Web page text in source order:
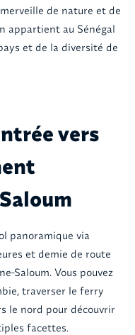
de nature et de
appartient au Sénégal
et de la diversité de
vers
panoramique via
et demie de route
Saloum. Vous pouvez
traverser le ferry
le nord pour découvrir
facettes.